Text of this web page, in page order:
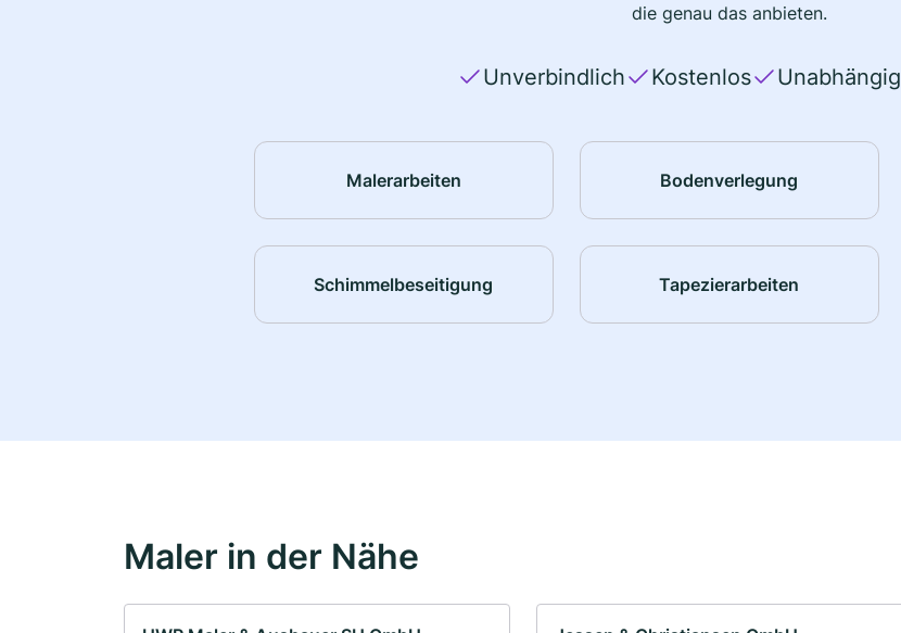
die genau das anbieten.
Unverbindlich Kostenlos Unabhängig
Malerarbeiten Bodenverlegung
Schimmelbeseitigung Tapezierarbeiten
Maler in der Nähe